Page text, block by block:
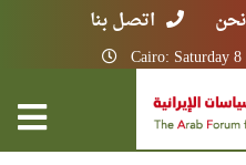
اتصل بنا
Cairo: Saturday